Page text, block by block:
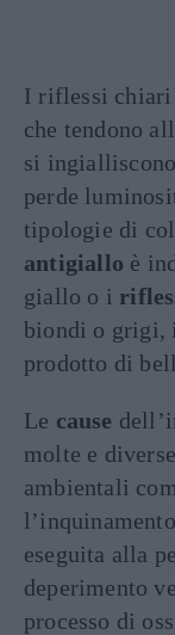
I riflessi chiari
che tendono
si
perde
tipologie di
antigiallo è
giallo o i
biondi o grigi,
prodotto di
Le cause
molte e
ambientali
eseguita alla
deperimento
processo di